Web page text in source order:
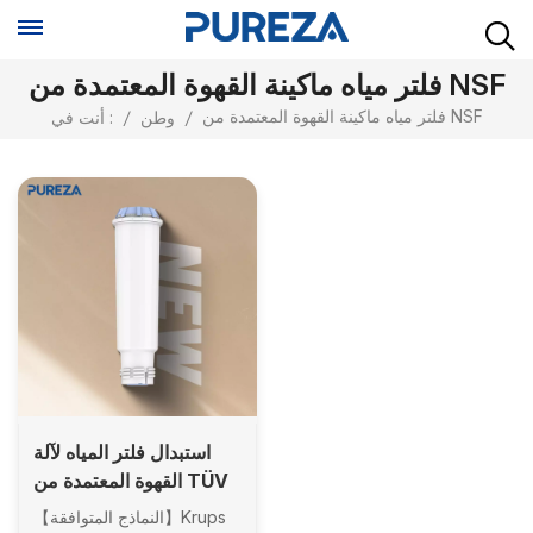
فلتر مياه ماكينة القهوة المعتمدة من NSF
أنت في : / وطن / فلتر مياه ماكينة القهوة المعتمدة من NSF
استبدال فلتر المياه لآلة
القهوة المعتمدة من TÜV
NSF لفلتر Krups F088
【النماذج المتوافقة】Krups